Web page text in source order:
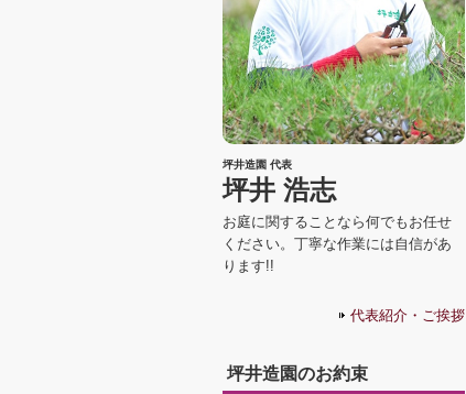
坪井造園 代表
坪井 浩志
お庭に関することなら何でもお任せ
ください。丁寧な作業には自信があ
ります!!
代表紹介・ご挨拶
坪井造園のお約束